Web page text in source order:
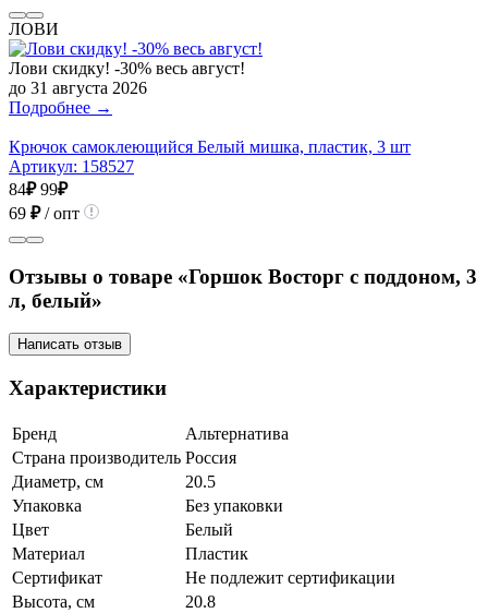
ЛОВИ
Лови скидку! -30% весь август!
до 31 августа 2026
Подробнее →
Крючок самоклеющийся Белый мишка, пластик, 3 шт
Артикул: 158527
84₽ 99₽
69 ₽/ опт
Отзывы о товаре «Горшок Восторг с поддоном, 3
л, белый»
Написать отзыв
Характеристики
Бренд
Альтернатива
Страна производитель Россия
Диаметр, см
20.5
Упаковка
Без упаковки
Цвет
Белый
Материал
Пластик
Сертификат
Не подлежит сертификации
Высота, см
20.8